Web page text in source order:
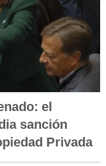
el
sanción
Privada